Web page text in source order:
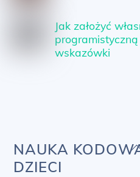
Jak założyć
wskazówki
NAUKA
DZIECI